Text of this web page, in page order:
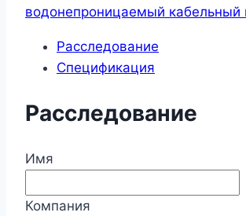
водонепроницаемый кабельный
Расследование
Спецификация
Расследование
Имя
Компания